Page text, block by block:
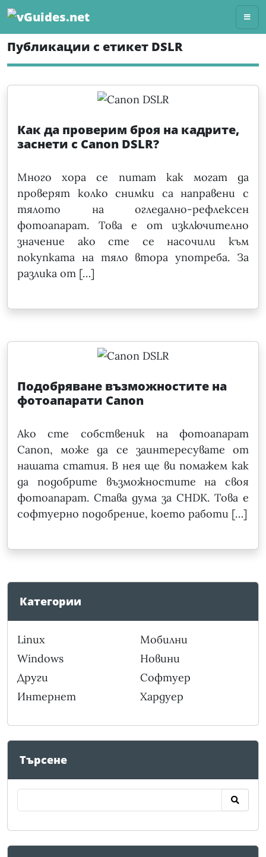
Skip
content
Публикации с етикет DSLR
Как да проверим броя на кадрите,
заснети с Canon DSLR?
Много хора се питат как могат да
проверят колко снимки са направени с
тялото на огледално-рефлексен
фотоапарат. Това е от изключително
значение ако сте се насочили към
покупката на тяло втора употреба. За
разлика от […]
Подобряване възможностите на
фотоапарати Canon
Ако сте собственик на фотоапарат
Canon, може да се заинтересувате от
нашата статия. В нея ще ви помажем как
да подобрите възможностите на своя
фотоапарат. Става дума за CHDK. Това е
софтуерно подобрение, което работи […]
Категории
Linux
Windows
Други
Интернет
Мобилни
Новини
Софтуер
Хардуер
Търсене